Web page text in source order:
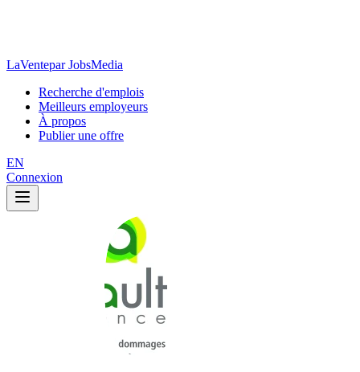
LaVentepar JobsMedia
Recherche d'emplois
Meilleurs employeurs
À propos
Publier une offre
EN
Connexion